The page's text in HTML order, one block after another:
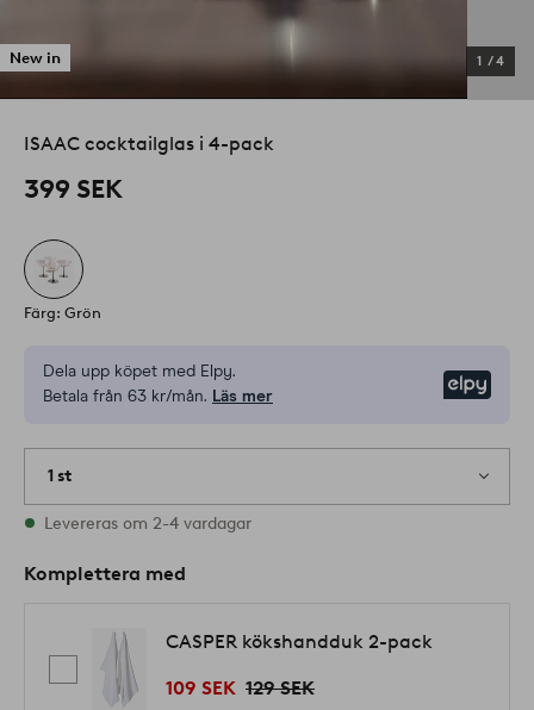
New in 1 /4
ISAAC cocktailglas i 4-pack
399 SEK
Färg: Grön
Dela upp köpet med Elpy.
Betala från 63 kr/mån. Läs mer
1 st
I lager
Levereras om 2-4 vardagar
Komplettera med
CASPER kökshandduk 2-pack
109 SEK 129 SEK